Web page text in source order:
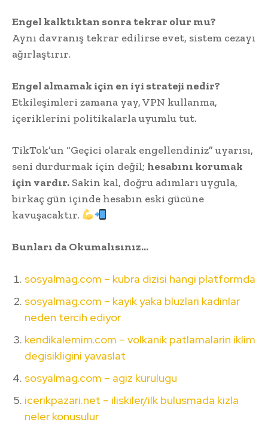
Engel kalktıktan sonra tekrar olur mu?
Aynı davranış tekrar edilirse evet, sistem cezayı
ağırlaştırır.
Engel almamak için en iyi strateji nedir?
Etkileşimleri zamana yay, VPN kullanma,
içeriklerini politikalarla uyumlu tut.
TikTok’un “Geçici olarak engellendiniz” uyarısı,
seni durdurmak için değil; hesabını korumak
için vardır. Sakin kal, doğru adımları uygula,
birkaç gün içinde hesabın eski gücüne
kavuşacaktır.
Bunları da Okumalısınız…
sosyalmag.com – kubra dizisi hangi platformda
sosyalmag.com – kayik yaka bluzlari kadinlar
neden tercih ediyor
kendikalemim.com – volkanik patlamalarin iklim
degisikligini yavaslat
sosyalmag.com – agiz kurulugu
icerikpazari.net – iliskiler/ilk bulusmada kizla
neler konusulur